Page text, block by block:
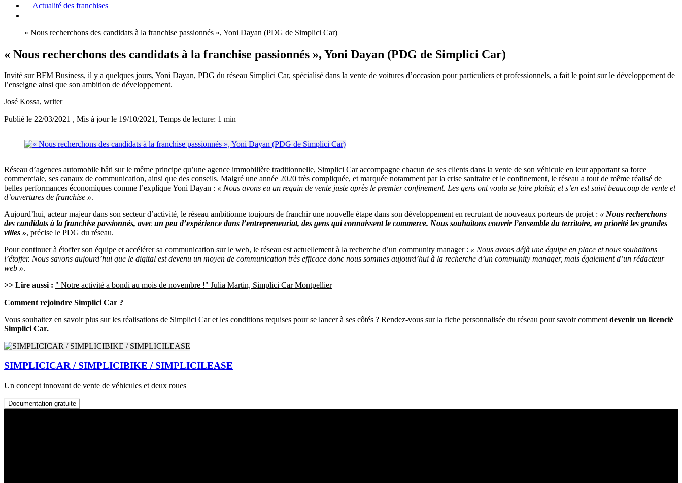
Actualité des franchises
« Nous recherchons des candidats à la franchise passionnés », Yoni Dayan (PDG de Simplici Car)
« Nous recherchons des candidats à la franchise passionnés », Yoni Dayan (PDG de Simplici Car)
Invité sur BFM Business, il y a quelques jours, Yoni Dayan, PDG du réseau Simplici Car, spécialisé dans la vente de voitures d’occasion pour particuliers et professionnels, a fait le point sur le développement de
l’enseigne ainsi que son ambition de développement.
José Kossa, writer
Publié le 22/03/2021 , Mis à jour le 19/10/2021, Temps de lecture: 1 min
Réseau d’agences automobile bâti sur le même principe qu’une agence immobilière traditionnelle, Simplici Car accompagne chacun de ses clients dans la vente de son véhicule en leur apportant sa force
commerciale, ses canaux de communication, ainsi que des conseils. Malgré une année 2020 très compliquée, et marquée notamment par la crise sanitaire et le confinement, le réseau a tout de même réalisé de
belles performances économiques comme l’explique Yoni Dayan : « Nous avons eu un regain de vente juste après le premier confinement. Les gens ont voulu se faire plaisir, et s’en est suivi beaucoup de vente et
d’ouvertures de franchise ».
Aujourd’hui, acteur majeur dans son secteur d’activité, le réseau ambitionne toujours de franchir une nouvelle étape dans son développement en recrutant de nouveaux porteurs de projet : « Nous recherchons
des candidats à la franchise passionnés, avec un peu d’expérience dans l’entrepreneuriat, des gens qui connaissent le commerce. Nous souhaitons couvrir l’ensemble du territoire, en priorité les grandes
villes », précise le PDG du réseau.
Pour continuer à étoffer son équipe et accélérer sa communication sur le web, le réseau est actuellement à la recherche d’un community manager : « Nous avons déjà une équipe en place et nous souhaitons
l’étoffer. Nous savons aujourd’hui que le digital est devenu un moyen de communication très efficace donc nous sommes aujourd’hui à la recherche d’un community manager, mais également d’un rédacteur
web ».
>> Lire aussi : " Notre activité a bondi au mois de novembre !" Julia Martin, Simplici Car Montpellier
Comment rejoindre Simplici Car ?
Vous souhaitez en savoir plus sur les réalisations de Simplici Car et les conditions requises pour se lancer à ses côtés ? Rendez-vous sur la fiche personnalisée du réseau pour savoir commentdevenir un licencié
Simplici Car.
SIMPLICICAR / SIMPLICIBIKE / SIMPLICILEASE
Un concept innovant de vente de véhicules et deux roues
Documentation gratuite